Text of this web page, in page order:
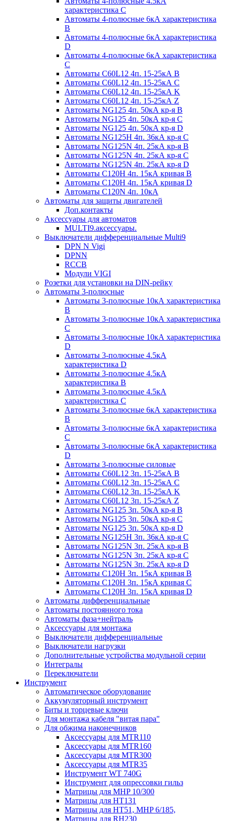
характеристика С
Автоматы 4-полюсные 6кА характеристика
B
Автоматы 4-полюсные 6кА характеристика
D
Автоматы 4-полюсные 6кА характеристика
С
Автоматы C60L12 4п. 15-25кА B
Автоматы C60L12 4п. 15-25кА C
Автоматы C60L12 4п. 15-25кА K
Автоматы C60L12 4п. 15-25кА Z
Автоматы NG125 4п. 50кА кр-я B
Автоматы NG125 4п. 50кА кр-я C
Автоматы NG125 4п. 50кА кр-я D
Автоматы NG125H 4п. 36кА кр-я C
Автоматы NG125N 4п. 25кА кр-я B
Автоматы NG125N 4п. 25кА кр-я C
Автоматы NG125N 4п. 25кА кр-я D
Автоматы С120H 4п. 15кА кривая B
Автоматы С120H 4п. 15кА кривая D
Автоматы С120N 4п. 10кА
Автоматы для защиты двигателей
Доп.контакты
Аксессуары для автоматов
MULTI9.аксессуары.
Выключатели дифференциальные Multi9
DPN N Vigi
DPNN
RCCB
Модули VIGI
Розетки для установки на DIN-рейку
Автоматы 3-полюсные
Автоматы 3-полюсные 10кА характеристика
B
Автоматы 3-полюсные 10кА характеристика
C
Автоматы 3-полюсные 10кА характеристика
D
Автоматы 3-полюсные 4.5кА
характеристика D
Автоматы 3-полюсные 4.5кА
характеристика В
Автоматы 3-полюсные 4.5кА
характеристика С
Автоматы 3-полюсные 6кА характеристика
B
Автоматы 3-полюсные 6кА характеристика
C
Автоматы 3-полюсные 6кА характеристика
D
Автоматы 3-полюсные силовые
Автоматы C60L12 3п. 15-25кА B
Автоматы C60L12 3п. 15-25кА C
Автоматы C60L12 3п. 15-25кА K
Автоматы C60L12 3п. 15-25кА Z
Автоматы NG125 3п. 50кА кр-я B
Автоматы NG125 3п. 50кА кр-я C
Автоматы NG125 3п. 50кА кр-я D
Автоматы NG125H 3п. 36кА кр-я C
Автоматы NG125N 3п. 25кА кр-я B
Автоматы NG125N 3п. 25кА кр-я C
Автоматы NG125N 3п. 25кА кр-я D
Автоматы С120Н 3п. 15кА кривая B
Автоматы С120Н 3п. 15кА кривая C
Автоматы С120Н 3п. 15кА кривая D
Автоматы дифференциальные
Автоматы постоянного тока
Автоматы фаза+нейтраль
Аксессуары для монтажа
Выключатели дифференциальные
Выключатели нагрузки
Дополнительные устройства модульной серии
Интегралы
Переключатели
Инструмент
Автоматическое оборудование
Аккумуляторный инструмент
Биты и торцевые ключи
Для монтажа кабеля "витая пара"
Для обжима наконечников
Аксессуары для MTR110
Аксессуары для MTR160
Аксессуары для MTR300
Аксессуары для MTR35
Инструмент WT 740G
Инструмент для опрессовки гильз
Матрицы для MHP 10/300
Матрицы для НТ131
Матрицы для НТ51, MHP 6/185,
Матрицы для RH230